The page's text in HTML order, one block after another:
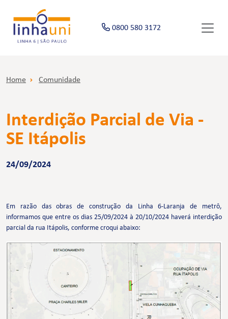
0800 580 3172
Home Comunidade
Interdição Parcial de Via -
SE Itápolis
24/09/2024
Em razão das obras de construção da Linha 6-Laranja de metrô,
informamos que entre os dias 25/09/2024 à 20/10/2024 haverá interdição
parcial da rua Itápolis, conforme croqui abaixo: